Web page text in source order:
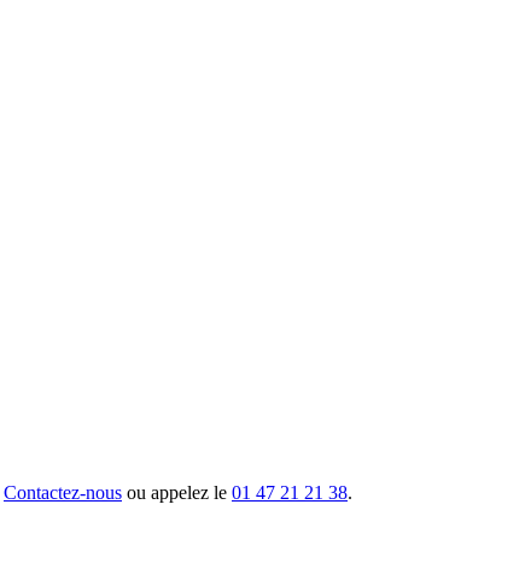
Contactez-nous ou appelez le 01 47 21 21 38.